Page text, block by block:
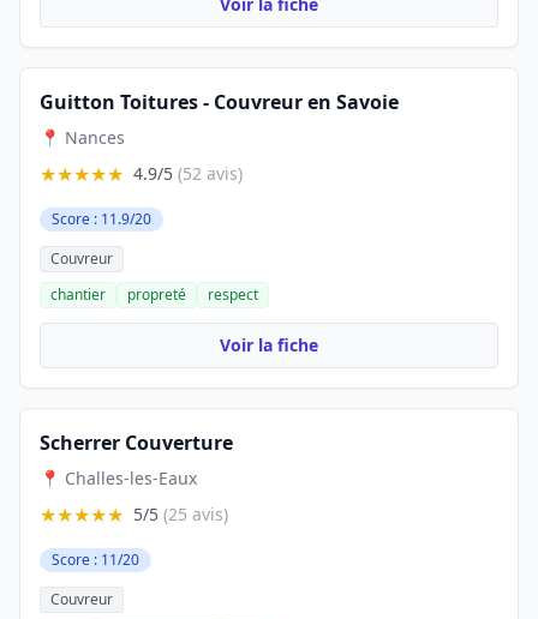
Guitton Toitures - Couvreur en Savoie
📍 Nances
★★★★★ 4.9/5 (52 avis)
Score : 11.9/20
Couvreur
chantier
propreté respect
Voir la fiche
Scherrer Couverture
📍 Challes-les-Eaux
★★★★★ 5/5 (25 avis)
Score : 11/20
Couvreur